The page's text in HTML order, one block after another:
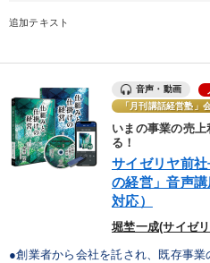
追加テキスト
音声・動画
「月刊講話経営塾」
いまの事業の売
る！
サイゼリヤ前
の経営」音声
対応）
堀埜一成(サイゼ
●創業者から会社を託され、既存事